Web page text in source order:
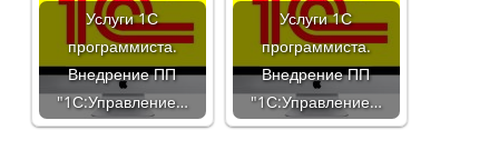
Услуги 1С
программиста.
Внедрение ПП
"1С:Управление…
Услуги 1С
программиста.
Внедрение ПП
"1С:Управление…